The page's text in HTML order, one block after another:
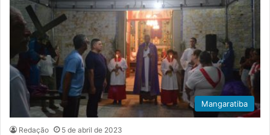
Mangaratiba
Redação 5 de abril de 2023